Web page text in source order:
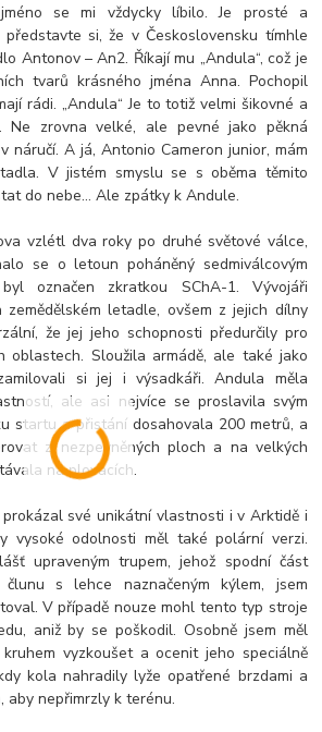
se mi vždycky líbilo. Je prosté a
si, že v Československu tímhle
Antonov – An2. Říkají mu „Andula“, což je
tvarů krásného jména Anna. Pochopil
rádi. „Andula“ Je to totiž velmi šikovné a
Ne zrovna velké, ale pevné jako pěkná
náručí. A já, Antonio Cameron junior, mám
V jistém smyslu se s oběma těmito
do nebe… Ale zpátky k Andule.
vzlétl dva roky po druhé světové válce,
se o letoun poháněný sedmiválcovým
označen zkratkou SChA-1. Vývojáři
zemědělském letadle, ovšem z jejich dílny
že jej jeho schopnosti předurčily pro
oblastech. Sloužila armádě, ale také jako
si jej i výsadkáři. Andula měla
ale asi nejvíce se proslavila svým
startu a přistání dosahovala 200 metrů, a
z nezpevněných ploch a na velkých
na plovácích.
své unikátní vlastnosti i v Arktidě i
vysoké odolnosti měl také polární verzi.
upraveným trupem, jehož spodní část
s lehce naznačeným kýlem, jsem
V případě nouze mohl tento typ stroje
aniž by se poškodil. Osobně jsem měl
vyzkoušet a ocenit jeho speciálně
kola nahradily lyže opatřené brzdami a
aby nepřimrzly k terénu.